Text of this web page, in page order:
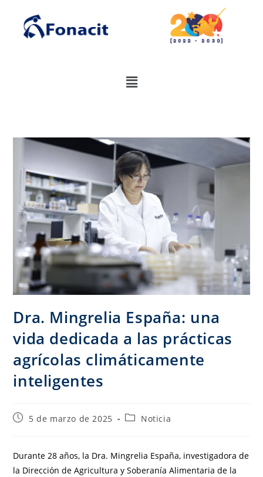
Dra. Mingrelia España: una
vida dedicada a las prácticas
agrícolas climáticamente
inteligentes
5 de marzo de 2025 Noticia
Durante 28 años, la Dra. Mingrelia España, investigadora de
la Dirección de Agricultura y Soberanía Alimentaria de la